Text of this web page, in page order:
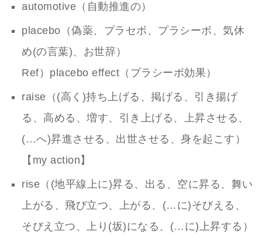
automotive（自動推進の）
placebo（偽薬、プラセボ、プラシーボ、気休
め(の言葉)、お世辞）
Ref）placebo effect（プラシーボ効果）
raise（(高く)持ち上げる、掲げる、引き揚げ
る、高める、増す、引き上げる、上昇させる、
(…へ)昇進させる、出世させる、身を起こす）
【my action】
rise（(地平線上に)昇る、出る、空に昇る、舞い
上がる、飛び立つ、上がる、(…に)そびえる、
そびえ立つ、上り(坂)になる、(…に)上昇する）